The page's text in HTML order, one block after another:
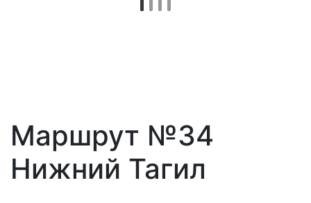
Маршрут №34
Нижний Тагил